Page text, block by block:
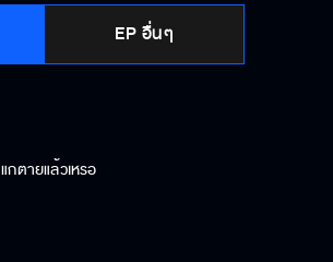
EP อื่นๆ
แกตายแล้วเหรอ